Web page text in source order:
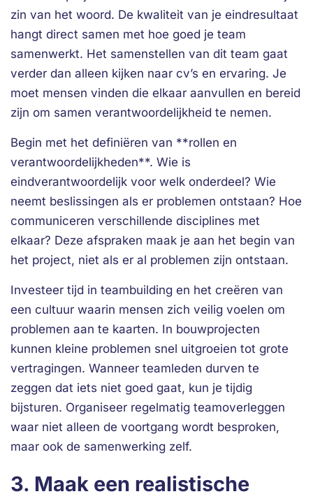
zin van het woord. De kwaliteit van je eindresultaat
hangt direct samen met hoe goed je team
samenwerkt. Het samenstellen van dit team gaat
verder dan alleen kijken naar cv’s en ervaring. Je
moet mensen vinden die elkaar aanvullen en bereid
zijn om samen verantwoordelijkheid te nemen.
Begin met het definiëren van **rollen en
verantwoordelijkheden**. Wie is
eindverantwoordelijk voor welk onderdeel? Wie
neemt beslissingen als er problemen ontstaan? Hoe
communiceren verschillende disciplines met
elkaar? Deze afspraken maak je aan het begin van
het project, niet als er al problemen zijn ontstaan.
Investeer tijd in teambuilding en het creëren van
een cultuur waarin mensen zich veilig voelen om
problemen aan te kaarten. In bouwprojecten
kunnen kleine problemen snel uitgroeien tot grote
vertragingen. Wanneer teamleden durven te
zeggen dat iets niet goed gaat, kun je tijdig
bijsturen. Organiseer regelmatig teamoverleggen
waar niet alleen de voortgang wordt besproken,
maar ook de samenwerking zelf.
3. Maak een realistische